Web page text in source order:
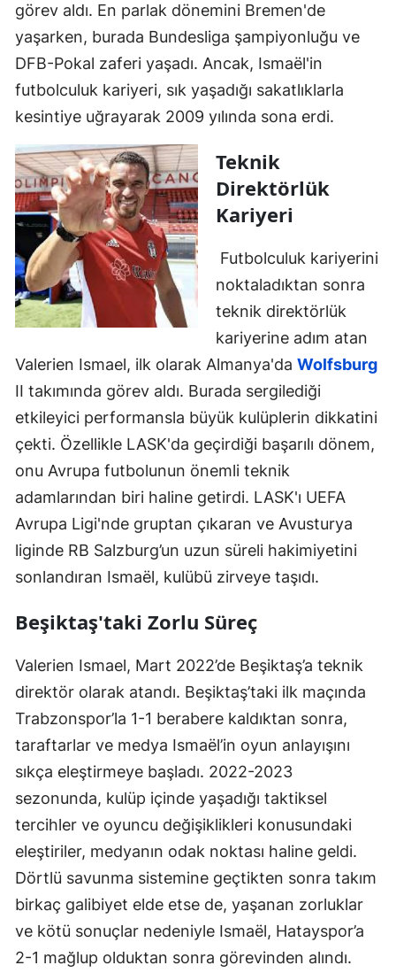
görev aldı. En parlak dönemini Bremen'de
yaşarken, burada Bundesliga şampiyonluğu ve
DFB-Pokal zaferi yaşadı. Ancak, Ismaël'in
futbolculuk kariyeri, sık yaşadığı sakatlıklarla
kesintiye uğrayarak 2009 yılında sona erdi.
Teknik
Direktörlük
Kariyeri
Futbolculuk kariyerini
noktaladıktan sonra
teknik direktörlük
kariyerine adım atan
Valerien Ismael, ilk olarak Almanya'da Wolfsburg
II takımında görev aldı. Burada sergilediği
etkileyici performansla büyük kulüplerin dikkatini
çekti. Özellikle LASK'da geçirdiği başarılı dönem,
onu Avrupa futbolunun önemli teknik
adamlarından biri haline getirdi. LASK'ı UEFA
Avrupa Ligi'nde gruptan çıkaran ve Avusturya
liginde RB Salzburg’un uzun süreli hakimiyetini
sonlandıran Ismaël, kulübü zirveye taşıdı.
Beşiktaş'taki Zorlu Süreç
Valerien Ismael, Mart 2022’de Beşiktaş’a teknik
direktör olarak atandı. Beşiktaş’taki ilk maçında
Trabzonspor’la 1-1 berabere kaldıktan sonra,
taraftarlar ve medya Ismaël’in oyun anlayışını
sıkça eleştirmeye başladı. 2022-2023
sezonunda, kulüp içinde yaşadığı taktiksel
tercihler ve oyuncu değişiklikleri konusundaki
eleştiriler, medyanın odak noktası haline geldi.
Dörtlü savunma sistemine geçtikten sonra takım
birkaç galibiyet elde etse de, yaşanan zorluklar
ve kötü sonuçlar nedeniyle Ismaël, Hatayspor’a
2-1 mağlup olduktan sonra görevinden alındı.